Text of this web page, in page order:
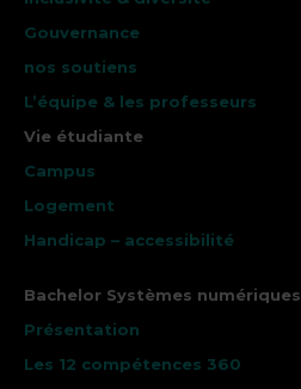
Gouvernance
nos soutiens
L’équipe & les professeurs
Vie étudiante
Campus
Logement
Handicap – accessibilité
Bachelor Systèmes numériques
Présentation
Les 12 compétences 360